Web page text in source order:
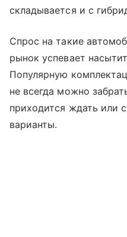
складывается и с
Спрос на такие
рынок успевает
Популярную
не всегда можно
приходится ждать или
варианты.